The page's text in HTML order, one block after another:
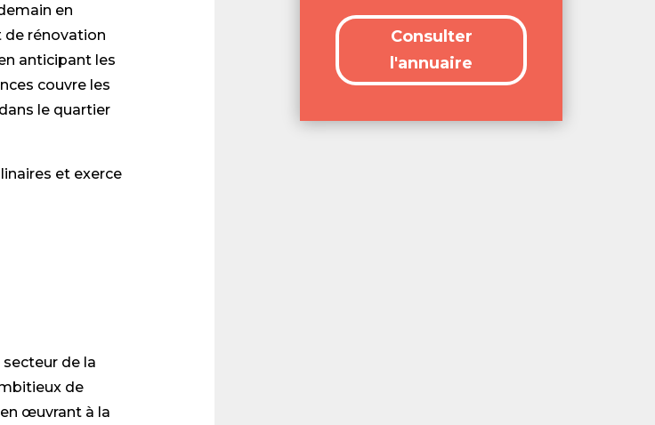
en
rénovation
anticipant les
couvre les
le quartier
et exerce
de la
de
œuvrant à la
Consulter
l'annuaire